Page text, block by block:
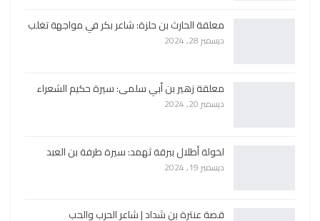
معلقة الحارث بن حلزة: شاعر بكر في مواجهة تغلب
ديسمبر 28, 2024
معلقة زهير بن أبي سلمى: سيرة حكيم الشعراء
ديسمبر 20, 2024
لخولة أطلال ببرقة ثهمد: سيرة طرفة بن العبد
ديسمبر 19, 2024
قصة عنترة بن شداد | شاعر الحرب والحب